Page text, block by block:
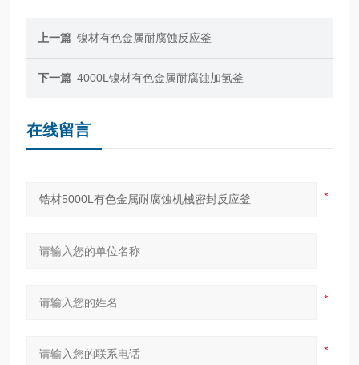
上一篇 镍材有色金属耐腐蚀反应釜
下一篇 4000L镍材有色金属耐腐蚀加氢釜
在线留言